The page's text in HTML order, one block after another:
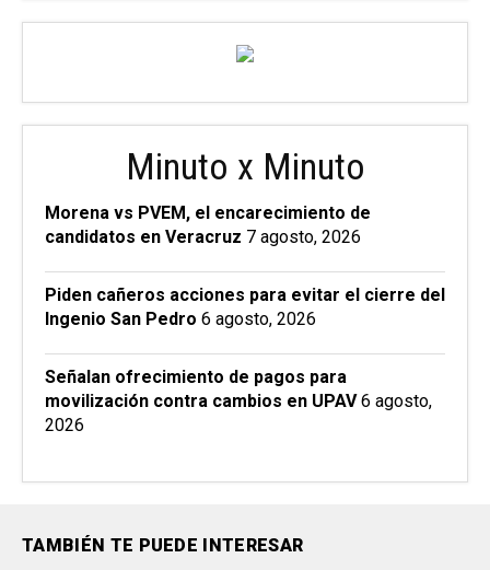
Minuto x Minuto
Morena vs PVEM, el encarecimiento de
candidatos en Veracruz 7 agosto, 2026
Piden cañeros acciones para evitar el cierre del
Ingenio San Pedro 6 agosto, 2026
Señalan ofrecimiento de pagos para
movilización contra cambios en UPAV 6 agosto,
2026
TAMBIÉN TE PUEDE INTERESAR